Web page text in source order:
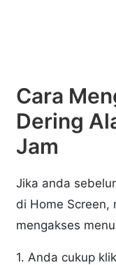
Cara
Dering
Jam
Jika anda
di Home Screen,
mengakses
1. Anda cukup